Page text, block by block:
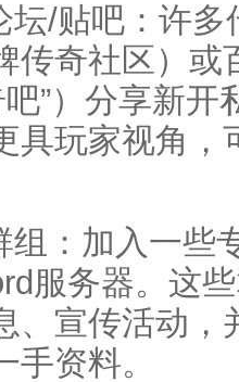
坛/贴吧：许
传奇社区）或
吧”）分享新
具玩家视角
组：加入一些
服务器。这
、宣传活动，
资料。